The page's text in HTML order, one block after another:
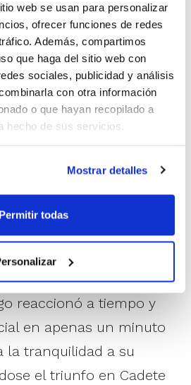
web se usan para personalizar
ofrecer funciones de redes
Además, compartimos
que haga del sitio web con
sociales, publicidad y análisis
con otra información
o que hayan recopilado a
hecho de sus servicios.
Mostrar detalles
Permitir todas
desde el inicio, los
han derrotado a CB
Tras superar los 20
parte, pero los
Joiosa se lo pusieron
comenzar el 3º
esa renta a la mitad.
reaccionó a tiempo y
en apenas un minuto
la tranquilidad a su
el triunfo en Cadete